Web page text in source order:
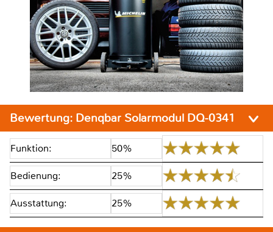
Bewertung: Denqbar Solarmodul DQ-0341
Funktion: 50%
Bedienung: 25%
Ausstattung: 25%